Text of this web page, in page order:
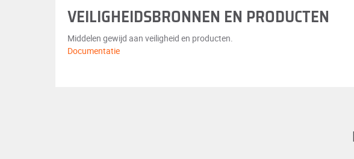
VEILIGHEIDSBRONNEN EN PRODUCTEN
Middelen gewijd aan veiligheid en producten.
Documentatie